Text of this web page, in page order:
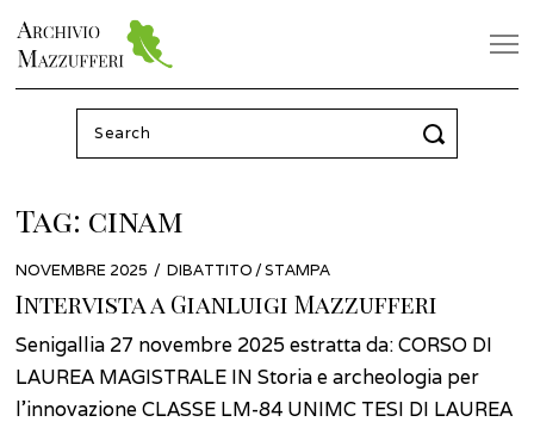
Search
for:
Tag: cinam
POSTED
ON
NOVEMBRE 2025 MAGGIO
2026
DIBATTITO/STAMPA
Intervista a Gianluigi Mazzufferi
Senigallia 27 novembre 2025 estratta da: CORSO DI
LAUREA MAGISTRALE IN Storia e archeologia per
l’innovazione CLASSE LM-84 UNIMC TESI DI LAUREA